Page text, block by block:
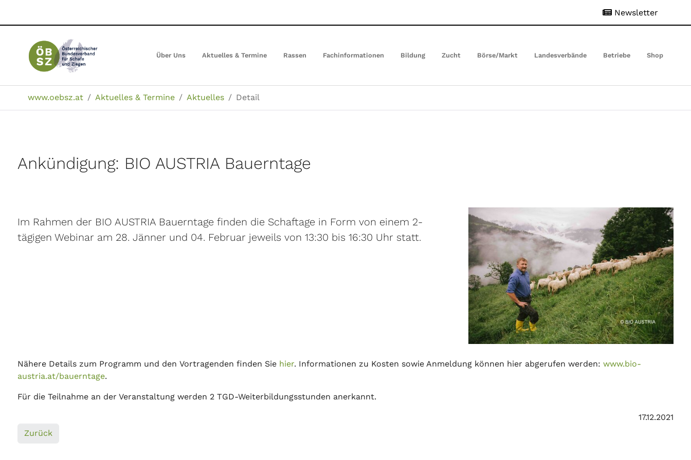
Newsletter
Über Uns Aktuelles & Termine Rassen Fachinformationen Bildung Zucht Börse/Markt Landesverbände Betriebe Shop
www.oebsz.at Aktuelles & Termine Aktuelles Detail
Ankündigung: BIO AUSTRIA Bauerntage
Im Rahmen der BIO AUSTRIA Bauerntage finden die Schaftage in Form von einem 2-
tägigen Webinar am 28. Jänner und 04. Februar jeweils von 13:30 bis 16:30 Uhr statt.
Nähere Details zum Programm und den Vortragenden finden Sie hier. Informationen zu Kosten sowie Anmeldung können hier abgerufen werden: www.bio-
austria.at/bauerntage.
Für die Teilnahme an der Veranstaltung werden 2 TGD-Weiterbildungsstunden anerkannt.
17.12.2021
Zurück